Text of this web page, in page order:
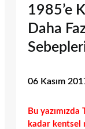
1985’e
Daha
06 Kasım
Bu yazımızda
kadar kentsel